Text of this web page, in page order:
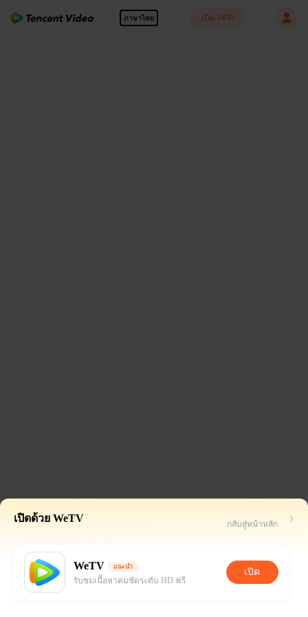
ภาษาไทย เปิด APP
เปิดด้วย WeTV กลับสู่หน้าหลัก
WeTV แนะนำ
รับชมเนื้อหาคมชัดระดับ HD ฟรี
เปิด